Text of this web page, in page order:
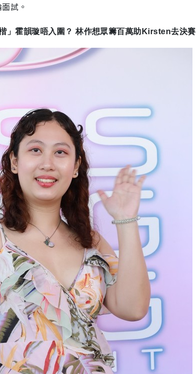
試。
」霍韻璇唔入圍？ 林作想眾籌百萬助Kirsten去決賽